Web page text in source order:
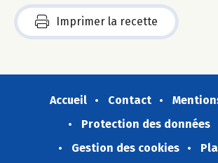
Imprimer la recette
Accueil Contact
Protection des données
Gestion des cookies